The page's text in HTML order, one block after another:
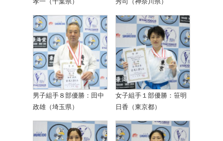
男子組手８部優勝：田中
政雄（埼玉県）
女子組手１部優勝：笹明
日香（東京都）